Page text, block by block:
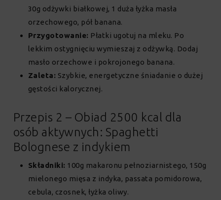
30g odżywki białkowej, 1 duża łyżka masła
orzechowego, pół banana.
Przygotowanie: Płatki ugotuj na mleku. Po
lekkim ostygnięciu wymieszaj z odżywką. Dodaj
masło orzechowe i pokrojonego banana.
Zaleta: Szybkie, energetyczne śniadanie o dużej
gęstości kalorycznej.
Przepis 2 – Obiad 2500 kcal dla
osób aktywnych: Spaghetti
Bolognese z indykiem
Składniki: 100g makaronu pełnoziarnistego, 150g
mielonego mięsa z indyka, passata pomidorowa,
cebula, czosnek, łyżka oliwy.